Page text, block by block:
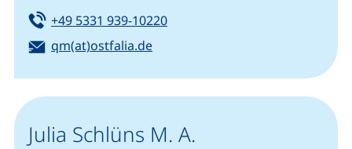
Tel:
+49 5331 939-10220(startet einen Telefonanruf,
E-Mail:
qm(at)ostfalia.de(öffnet Ihr E-Mail-Programm)
Julia Schlüns M. A.